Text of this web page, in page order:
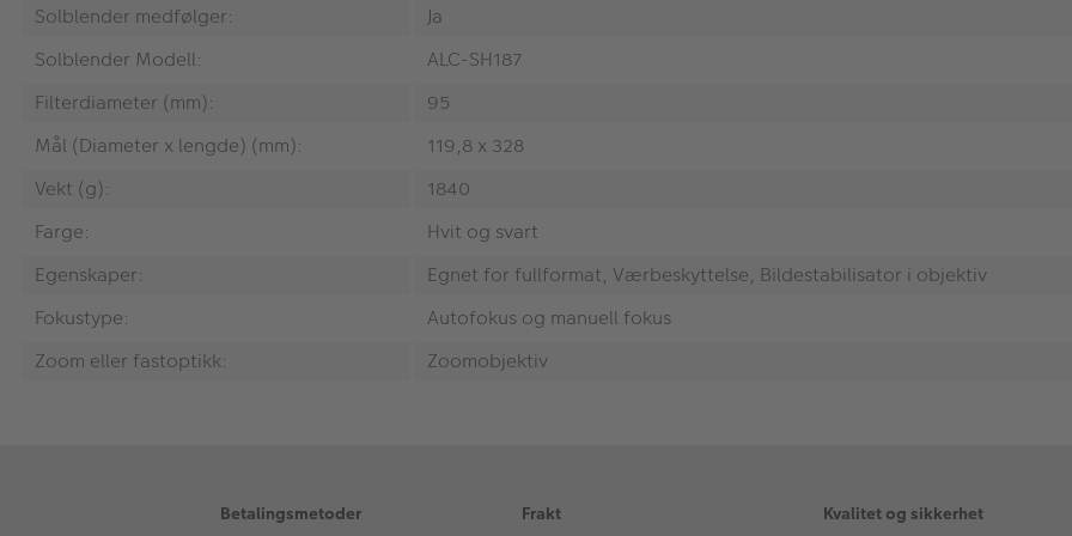
Solblender medfølger:
Ja
Solblender Modell:
ALC-SH187
Filterdiameter (mm):
95
Mål (Diameter x lengde) (mm):
119,8 x 328
Vekt (g):
1840
Farge:
Hvit og svart
Egenskaper:
Egnet for fullformat, Værbeskyttelse, Bildestabilisator i objektiv
Fokustype:
Autofokus og manuell fokus
Zoom eller fastoptikk:
Zoomobjektiv
Betalingsmetoder Frakt Kvalitet og sikkerhet